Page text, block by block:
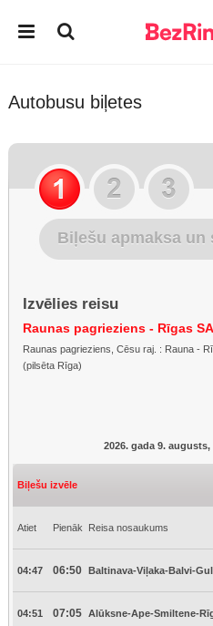
Autobusu biļetes
Biļešu apmaksa un
Izvēlies reisu
Raunas pagrieziens - Rīgas
Raunas pagrieziens, Cēsu raj. : Rauna -
(pilsēta Rīga)
2026. gada 9.
Biļešu izvēle
Atiet Pienāk Reisa nosaukums
04:47 06:50 Baltinava-Viļaka-Balvi-
04:51 07:05 Alūksne-Ape-Smiltene-